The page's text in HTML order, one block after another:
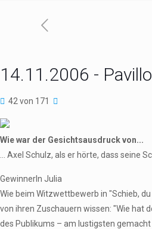
14.11.2006 -
42 von 171
Wie war der Gesichtsausdruck von...
... Axel Schulz, als er hörte, dass seine
GewinnerIn Julia
Wie beim Witzwettbewerb in "Schieb,
von ihren Zuschauern wissen: "Wie hat
des Publikums – am lustigsten